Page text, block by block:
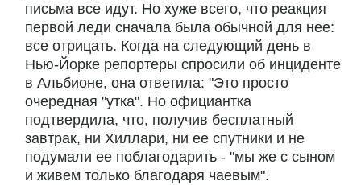
письма все идут. Но хуже всего, что реакция
первой леди сначала была обычной для нее:
все отрицать. Когда на следующий день в
Нью-Йорке репортеры спросили об инциденте
в Альбионе, она ответила: "Это просто
очередная "утка". Но официантка
подтвердила, что, получив бесплатный
завтрак, ни Хиллари, ни ее спутники и не
подумали ее поблагодарить - "мы же с сыном
и живем только благодаря чаевым".